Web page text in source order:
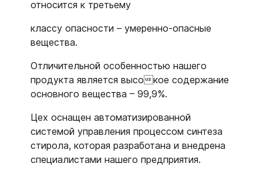
относится к третьему
классу опасности – умеренно-опасные
вещества.
Отличительной особенностью нашего
продукта является высокое содержание
основного вещества – 99,9%.
Цех оснащен автоматизированной
системой управления процессом синтеза
стирола, которая разработана и внедрена
специалистами нашего предприятия.